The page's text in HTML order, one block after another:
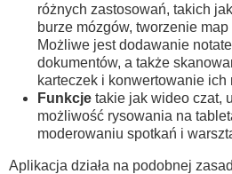
różnych zastosowań, takich
burze mózgów, tworzenie
Możliwe jest dodawanie
dokumentów, a także
karteczek i konwertowanie ich
Funkcje takie jak wideo czat,
możliwość rysowania na
moderowaniu spotkań i
Aplikacja działa na podobnej